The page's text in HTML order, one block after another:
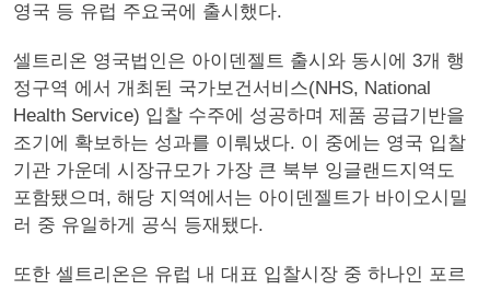
영국 등 유럽 주요국에 출시했다.
셀트리온 영국법인은 아이덴젤트 출시와 동시에 3개 행
정구역 에서 개최된 국가보건서비스(NHS, National
Health Service) 입찰 수주에 성공하며 제품 공급기반을
조기에 확보하는 성과를 이뤄냈다. 이 중에는 영국 입찰
기관 가운데 시장규모가 가장 큰 북부 잉글랜드지역도
포함됐으며, 해당 지역에서는 아이덴젤트가 바이오시밀
러 중 유일하게 공식 등재됐다.
또한 셀트리온은 유럽 내 대표 입찰시장 중 하나인 포르